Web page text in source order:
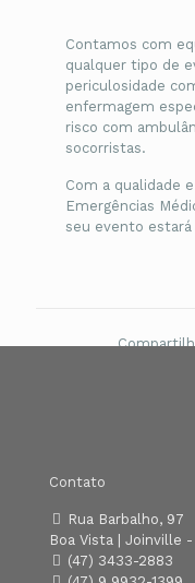
Contamos com
qualquer tipo de
periculosidade
enfermagem
risco com
socorristas.
Com a qualidade
Emergências
seu evento estará
Contato
Rua Barbalho, 97
Boa Vista | Joinville -
(47) 3433-2883